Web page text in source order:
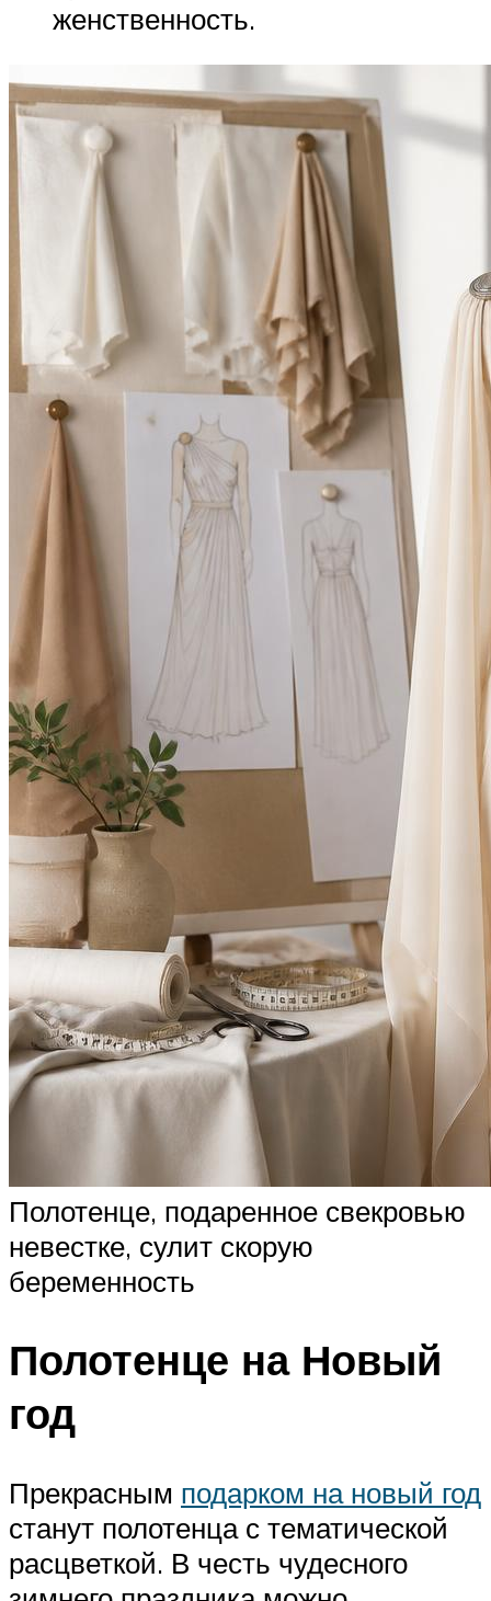
женственность.
Полотенце, подаренное свекровью
невестке, сулит скорую
беременность
Полотенце на Новый
год
Прекрасным подарком на новый год
станут полотенца с тематической
расцветкой. В честь чудесного